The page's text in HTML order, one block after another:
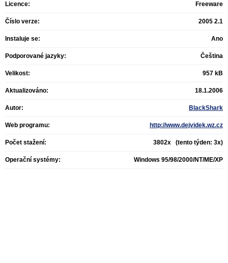
Licence: Freeware
Číslo verze: 2005 2.1
Instaluje se: Ano
Podporované jazyky: Čeština
Velikost: 957 kB
Aktualizováno: 18.1.2006
Autor: BlackShark
Web programu: http://www.dejvidek.wz.cz
Počet stažení: 3802x (tento týden: 3x)
Operační systémy: Windows 95/98/2000/NT/ME/XP